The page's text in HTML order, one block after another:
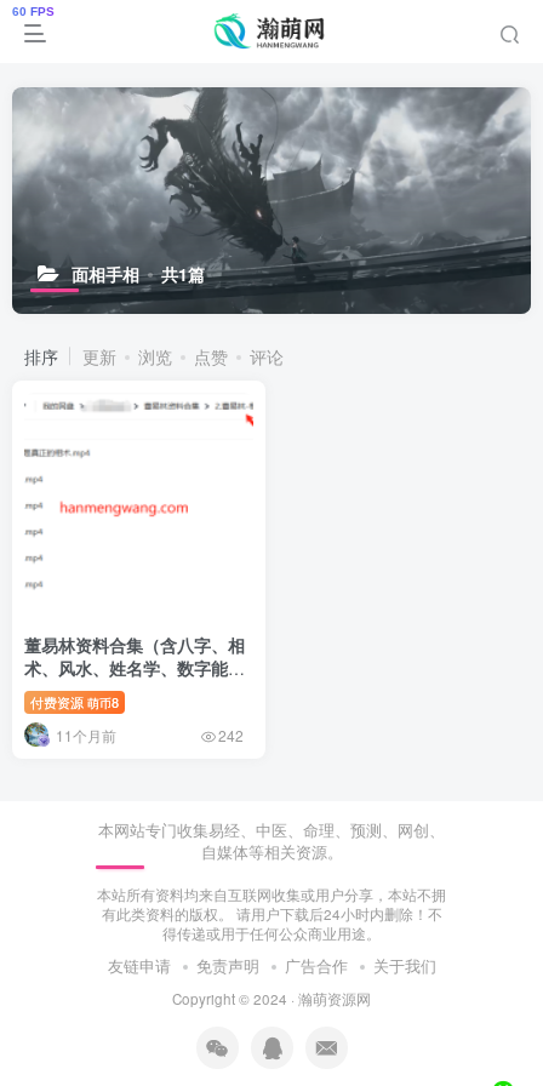
面相手相 共1篇
排序 更新 浏览 点赞 评论
董易林资料合集（含八字、相
术、风水、姓名学、数字能
量）
付费资源 萌币8
11个月前 242
本网站专门收集易经、中医、命理、预测、网创、
自媒体等相关资源。
本站所有资料均来自互联网收集或用户分享，本站不拥
有此类资料的版权。 请用户下载后24小时内删除！不
得传递或用于任何公众商业用途。
友链申请 免责声明 广告合作 关于我们
Copyright © 2024 · 瀚萌资源网